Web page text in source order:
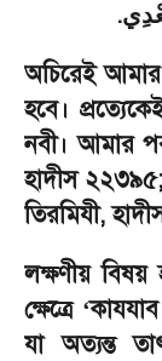
.
অচিরেই আমার
হবে।
নবী। আমার
হাদীস ২২৩৯৫
তিরমিযী,
লক্ষণীয় বিষয়
ক্ষেত্রে ‘
যা অত্যন্ত